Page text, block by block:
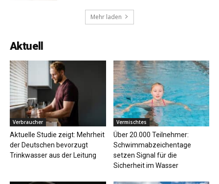
Mehr laden
Aktuell
Verbraucher
Aktuelle Studie zeigt: Mehrheit
der Deutschen bevorzugt
Trinkwasser aus der Leitung
Vermischtes
Über 20.000 Teilnehmer:
Schwimmabzeichentage
setzen Signal für die
Sicherheit im Wasser